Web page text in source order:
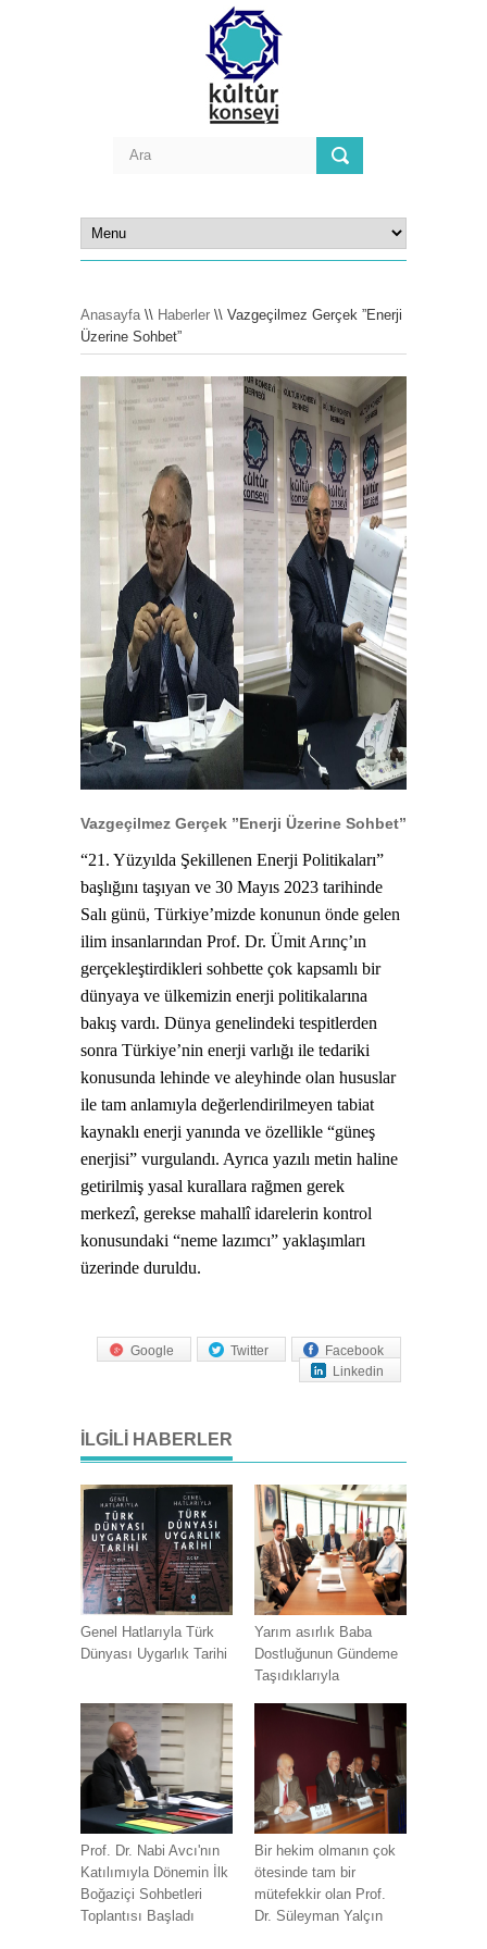
Anasayfa\\ Haberler \\ Vazgeçilmez Gerçek ”Enerji
Üzerine Sohbet”
Vazgeçilmez Gerçek ”Enerji Üzerine Sohbet”
“21. Yüzyılda Şekillenen Enerji Politikaları”
başlığını taşıyan ve 30 Mayıs 2023 tarihinde
Salı günü, Türkiye’mizde konunun önde gelen
ilim insanlarından Prof. Dr. Ümit Arınç’ın
gerçekleştirdikleri sohbette çok kapsamlı bir
dünyaya ve ülkemizin enerji politikalarına
bakış vardı. Dünya genelindeki tespitlerden
sonra Türkiye’nin enerji varlığı ile tedariki
konusunda lehinde ve aleyhinde olan hususlar
ile tam anlamıyla değerlendirilmeyen tabiat
kaynaklı enerji yanında ve özellikle “güneş
enerjisi” vurgulandı. Ayrıca yazılı metin haline
getirilmiş yasal kurallara rağmen gerek
merkezî, gerekse mahallî idarelerin kontrol
konusundaki “neme lazımcı” yaklaşımları
üzerinde duruldu.
Facebook
Twitter
Google
Linkedin
İLGILI HABERLER
Genel Hatlarıyla Türk
Dünyası Uygarlık Tarihi
Yarım asırlık Baba
Dostluğunun Gündeme
Taşıdıklarıyla
Prof. Dr. Nabi Avcı'nın
Katılımıyla Dönemin İlk
Boğaziçi Sohbetleri
Toplantısı Başladı
Bir hekim olmanın çok
ötesinde tam bir
mütefekkir olan Prof.
Dr. Süleyman Yalçın